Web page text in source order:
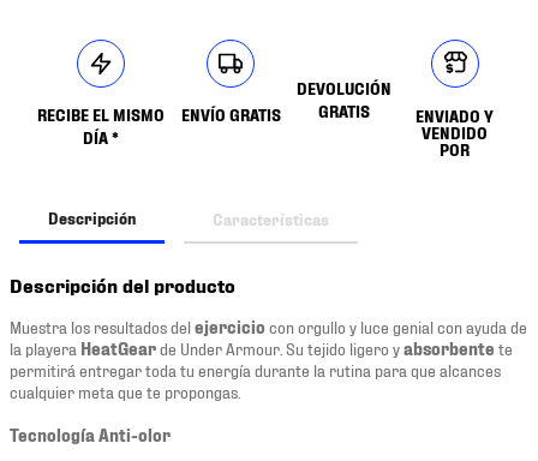
RECIBE EL MISMO
DÍA *
ENVÍO GRATIS
DEVOLUCIÓN
GRATIS
ENVIADO Y
VENDIDO
POR
Descripción Características
Descripción del producto
Muestra los resultados delejercicio con orgullo y luce genial con ayuda de
la playera HeatGearde Under Armour. Su tejido ligero yabsorbente te
permitirá entregar toda tu energía durante la rutina para que alcances
cualquier meta que te propongas.
Tecnología Anti-olor